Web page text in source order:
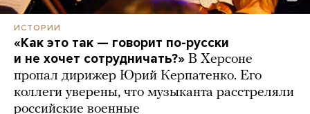
ИСТОРИИ
«Как это так — говорит по-русски
и не хочет сотрудничать?» В Херсоне
пропал дирижер Юрий Керпатенко. Его
коллеги уверены, что музыканта расстреляли
российские военные